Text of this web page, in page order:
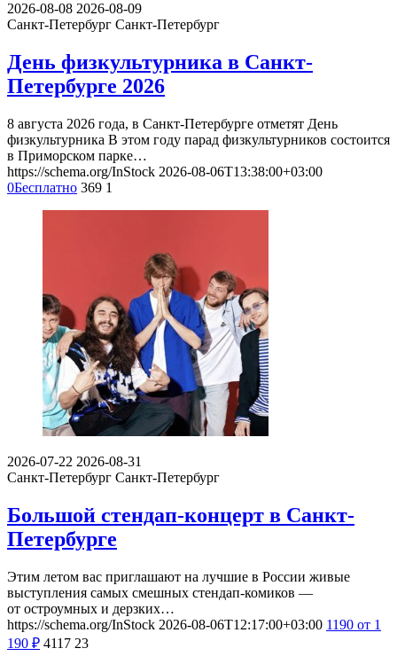
2026-08-08 2026-08-09
Санкт-Петербург Санкт-Петербург
День физкультурника в Санкт-
Петербурге 2026
8 августа 2026 года, в Санкт-Петербурге отметят День
физкультурника В этом году парад физкультурников состоится
в Приморском парке…
https://schema.org/InStock 2026-08-06T13:38:00+03:00
0Бесплатно 369 1
2026-07-22 2026-08-31
Санкт-Петербург Санкт-Петербург
Большой стендап-концерт в Санкт-
Петербурге
Этим летом вас приглашают на лучшие в России живые
выступления самых смешных стендап-комиков —
от остроумных и дерзких…
https://schema.org/InStock 2026-08-06T12:17:00+03:00 1190 от 1
190 ₽ 4117 23